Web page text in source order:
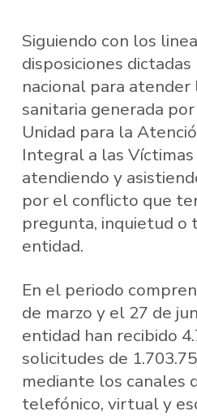
Siguiendo con los
disposiciones
nacional para atender
sanitaria generada
Unidad para la
Integral a las
atendiendo y
por el conflicto que
pregunta, inquietud o
entidad.
En el periodo
de marzo y el 27 de
entidad han recibido
solicitudes de
mediante los canales
telefónico, virtual y